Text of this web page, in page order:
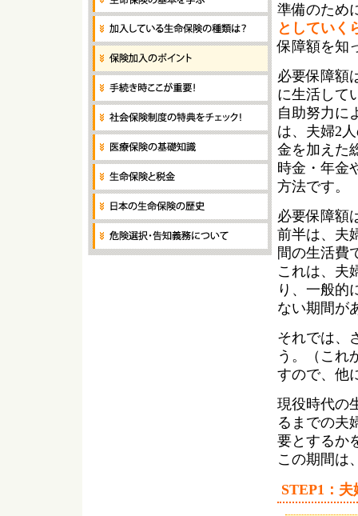
準備のため
としていく
保障額を知
必要保障額
に生活して
自助努力に
は、夫婦2
金を加えた
時金・年金
方法です。
必要保障額
前半は、夫
間の生活費
これは、夫
り、一般的
ない期間が
それでは、
う。（これ
すので、他
現役時代の
るまでの夫
要とするか
この期間は
STEP1：